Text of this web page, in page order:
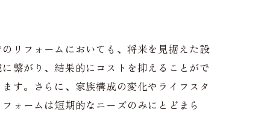
リフォームにおいても、将来を見据えた設
繋がり、結果的にコストを抑えることがで
す。さらに、家族構成の変化やライフスタ
ォームは短期的なニーズのみにとどまら